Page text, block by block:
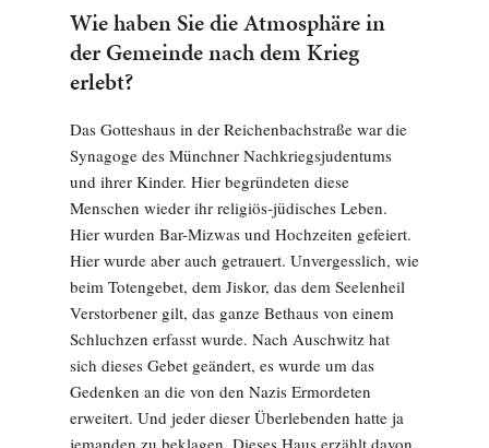
Wie haben Sie die Atmosphäre in
der Gemeinde nach dem Krieg
erlebt?
Das Gotteshaus in der Reichenbachstraße war die
Synagoge des Münchner Nachkriegsjudentums
und ihrer Kinder. Hier begründeten diese
Menschen wieder ihr religiös-jüdisches Leben.
Hier wurden Bar-Mizwas und Hochzeiten gefeiert.
Hier wurde aber auch getrauert. Unvergesslich, wie
beim Totengebet, dem Jiskor, das dem Seelenheil
Verstorbener gilt, das ganze Bethaus von einem
Schluchzen erfasst wurde. Nach Auschwitz hat
sich dieses Gebet geändert, es wurde um das
Gedenken an die von den Nazis Ermordeten
erweitert. Und jeder dieser Überlebenden hatte ja
jemanden zu beklagen. Dieses Haus erzählt davon.